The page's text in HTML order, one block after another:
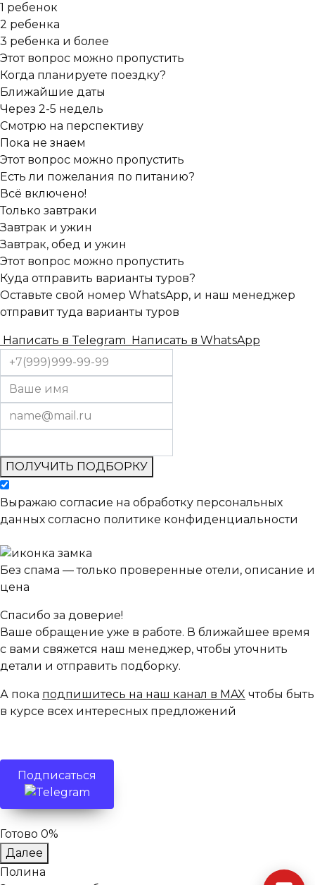
1 ребенок
2 ребенка
3 ребенка и более
Этот вопрос можно пропустить
Когда планируете поездку?
Ближайшие даты
Через 2-5 недель
Смотрю на перспективу
Пока не знаем
Этот вопрос можно пропустить
Есть ли пожелания по питанию?
Всё включено!
Только завтраки
Завтрак и ужин
Завтрак, обед и ужин
Этот вопрос можно пропустить
Куда отправить варианты туров?
Оставьте свой номер WhatsApp, и наш менеджер
отправит туда варианты туров
Написать в Telegram Написать в WhatsApp
ПОЛУЧИТЬ ПОДБОРКУ
Выражаю согласие на обработку персональных
данных согласно политике конфиденциальности
Без спама — только проверенные отели, описание и
цена
Спасибо за доверие!
Ваше обращение уже в работе. В ближайшее время
с вами свяжется наш менеджер, чтобы уточнить
детали и отправить подборку.
А пока подпишитесь на наш канал в MAX чтобы быть
в курсе всех интересных предложений
Подписаться
Готово 0%
Далее
Полина